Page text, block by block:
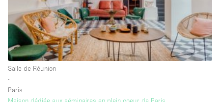
Espace Epuré / Minimaliste
Exposition Véhicules
Internet
Jardin
Salle de Réunion
∙
Paris
Maison dédiée aux séminaires en plein coeur de Paris